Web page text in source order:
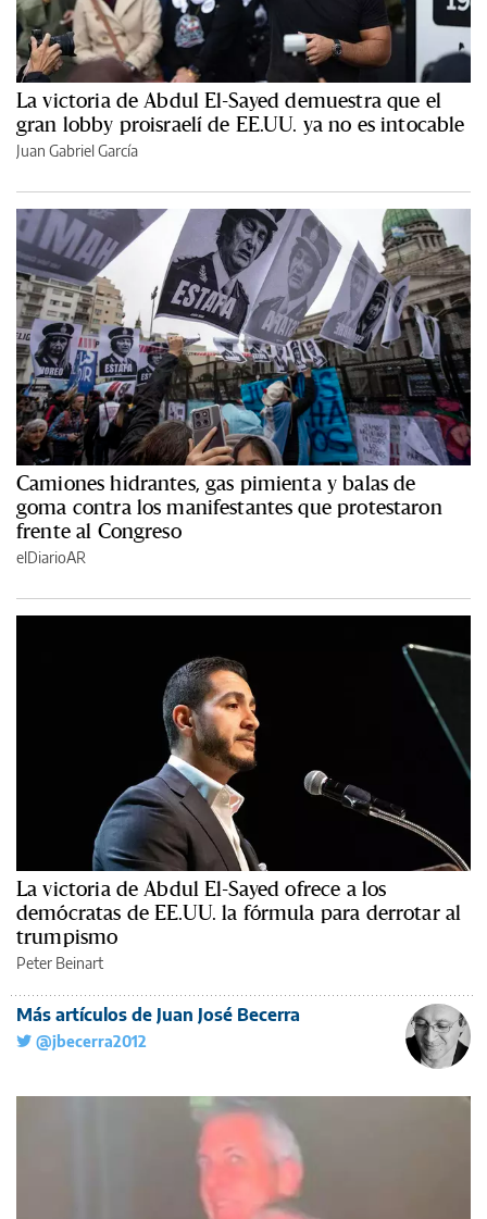
La victoria de Abdul El-Sayed demuestra que el
gran lobby proisraelí de EE.UU. ya no es intocable
Juan Gabriel García
Camiones hidrantes, gas pimienta y balas de
goma contra los manifestantes que protestaron
frente al Congreso
elDiarioAR
La victoria de Abdul El-Sayed ofrece a los
demócratas de EE.UU. la fórmula para derrotar al
trumpismo
Peter Beinart
Más artículos de Juan José Becerra
@jbecerra2012